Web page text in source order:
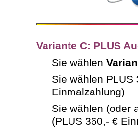
Variante C: PLUS
Sie wählen
Sie wählen PLUS
Einmalzahlung)
Sie wählen (oder
(PLUS 360,- €